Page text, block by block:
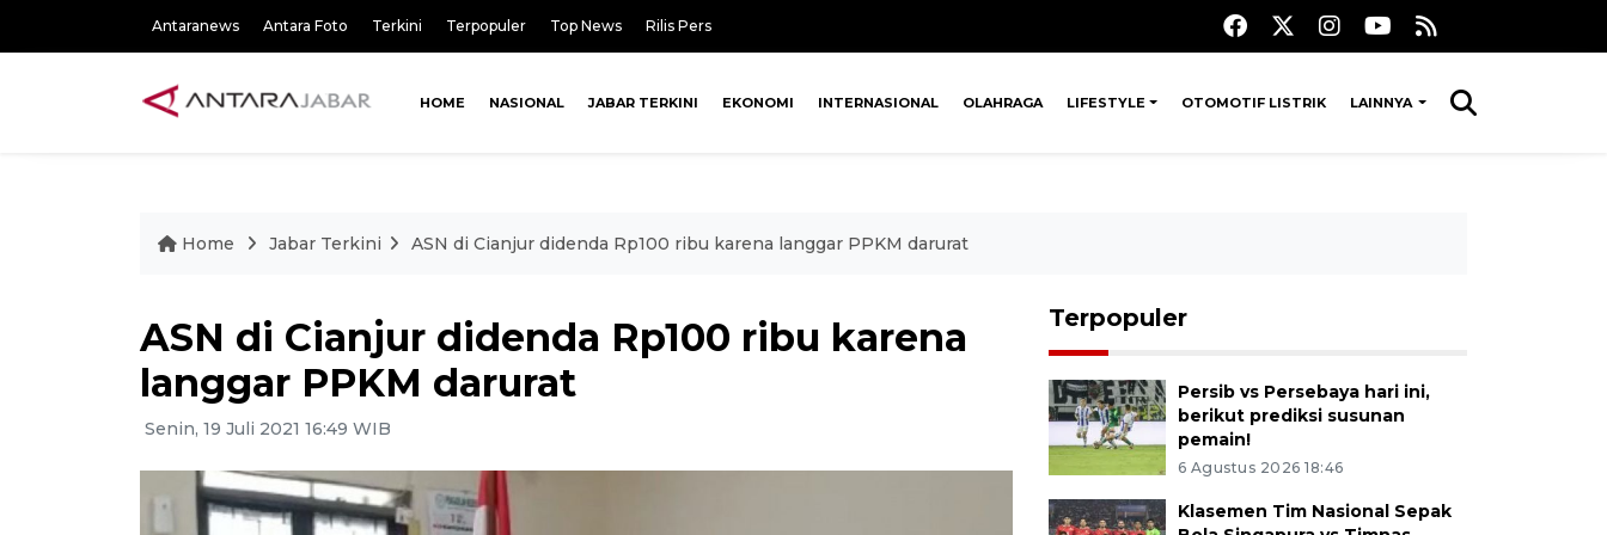
Antaranews Antara Foto Terkini Terpopuler Top News Rilis Pers
HOME NASIONAL JABAR TERKINI EKONOMI INTERNASIONAL OLAHRAGA LIFESTYLE OTOMOTIF LISTRIK LAINNYA
Home Jabar Terkini ASN di Cianjur didenda Rp100 ribu karena langgar PPKM darurat
ASN di Cianjur didenda Rp100 ribu karena
langgar PPKM darurat
Senin, 19 Juli 2021 16:49 WIB
Terpopuler
Persib vs Persebaya hari ini,
berikut prediksi susunan
pemain!
6 Agustus 2026 18:46
Klasemen Tim Nasional Sepak